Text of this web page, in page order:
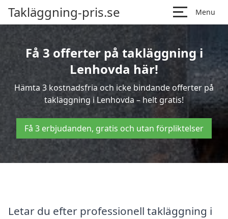
Takläggning-pris.se Menu
Få 3 offerter på takläggning i
Lenhovda här!
Hämta 3 kostnadsfria och icke bindande offerter på
takläggning i Lenhovda – helt gratis!
Få 3 erbjudanden, gratis och utan förpliktelser
Letar du efter professionell takläggning i